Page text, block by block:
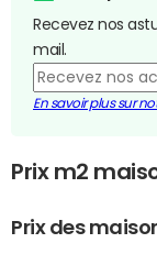
Recevez nos
mail.
En savoir plus sur
Prix m2
Prix des